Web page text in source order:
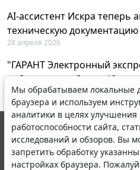
AI-ассистент Искра теперь
техническую документацию
28 апреля 2026
"ГАРАНТ Электронный
вебинар по работе с AI-
23 апреля 2026
Мы обрабатываем локальные
браузера и используем
аналитики в целях улучшения
работоспособности сайта,
исследований и обзоров. Вы
запретить обработку
настройках браузера.
© ООО "НПП "ГАРАНТ-СЕРВИС",
выпускается с 1990 года.
являются участниками